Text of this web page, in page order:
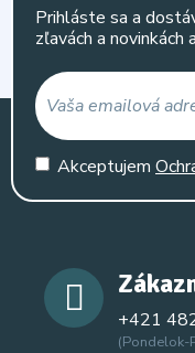
Prihláste sa a
zľavách a novinkách
Akceptujem
+421
(Pondelok-